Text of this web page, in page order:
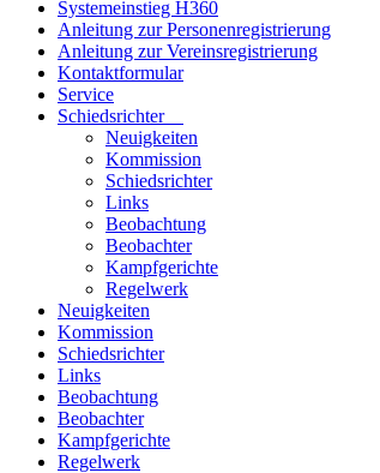
Systemeinstieg H360
Anleitung zur Personenregistrierung
Anleitung zur Vereinsregistrierung
Kontaktformular
Service
Schiedsrichter
Neuigkeiten
Kommission
Schiedsrichter
Links
Beobachtung
Beobachter
Kampfgerichte
Regelwerk
Neuigkeiten
Kommission
Schiedsrichter
Links
Beobachtung
Beobachter
Kampfgerichte
Regelwerk